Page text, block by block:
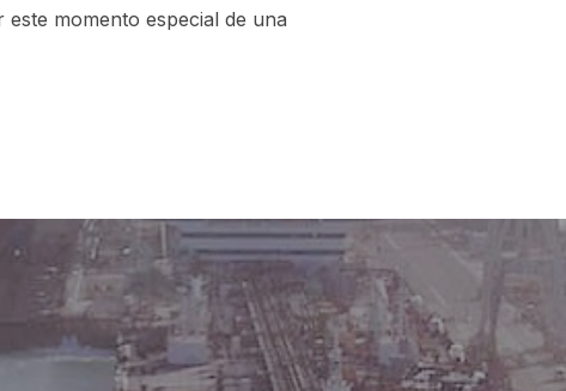
momento especial de una